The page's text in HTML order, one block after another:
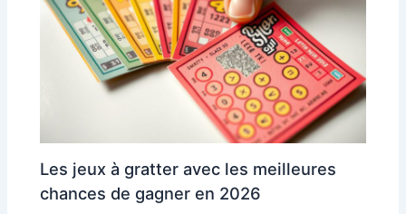
Les jeux à gratter avec les meilleures
chances de gagner en 2026